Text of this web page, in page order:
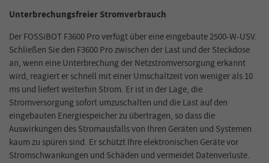
Unterbrechungsfreier Stromverbrauch
Der FOSSiBOT F3600 Pro verfügt über eine eingebaute 2500-W-USV.
Schließen Sie den F3600 Pro zwischen der Last und der Steckdose
an, wenn eine Unterbrechung der Netzstromversorgung erkannt
wird, reagiert er schnell mit einer Umschaltzeit von weniger als 10
ms und liefert weiterhin Strom. Er ist in der Lage, die
Stromversorgung sofort umzuschalten und die Last auf den
eingebauten Energiespeicher zu übertragen, so dass die
Auswirkungen des Stromausfalls von Ihren Geräten und Systemen
kaum zu spüren sind. Er schützt Ihre elektronischen Geräte vor
Stromschwankungen und Schäden und vermeidet Datenverluste.